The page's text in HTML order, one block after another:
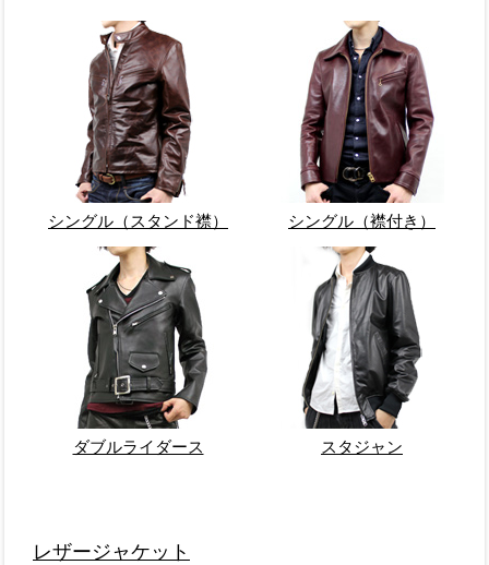
シングル（スタンド襟） シングル（襟付き）
ダブルライダース スタジャン
レザージャケット